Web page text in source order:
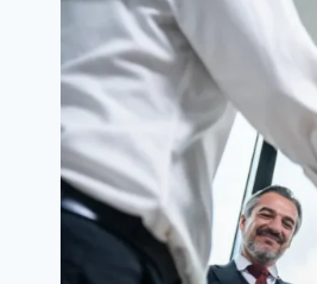
NAJLAKŠE
NAUČITI